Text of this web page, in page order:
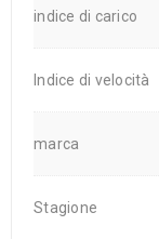
indice di carico
Indice di velocità
marca
Stagione